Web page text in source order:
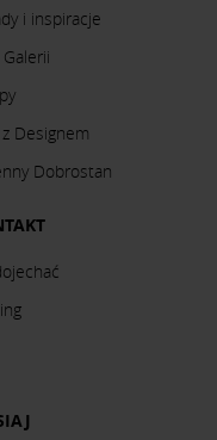
i inspiracje
Galerii
Designem
Dobrostan